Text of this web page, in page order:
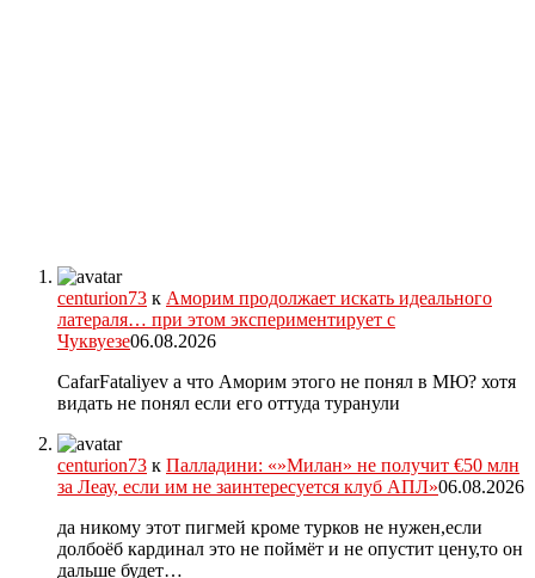
centurion73 к Аморим продолжает искать идеального
латераля… при этом экспериментирует с
Чуквуезе06.08.2026
CafarFataliyev а что Аморим этого не понял в МЮ? хотя
видать не понял если его оттуда туранули
centurion73 к Палладини: «»Милан» не получит €50 млн
за Леау, если им не заинтересуется клуб АПЛ»06.08.2026
да никому этот пигмей кроме турков не нужен,если
долбоёб кардинал это не поймёт и не опустит цену,то он
дальше будет…